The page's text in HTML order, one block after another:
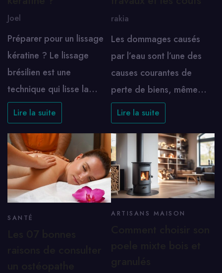
Joel
Préparer pour un lissage
kératine ? Le lissage
brésilien est une
technique qui lisse la…
Lire la suite
rakia
Les dommages causés
par l’eau sont l’une des
causes courantes de
perte de biens, même…
Lire la suite
SANTÉ ARTISANS MAISON